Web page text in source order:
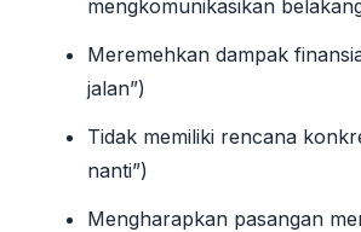
mengkomunikasikan
Meremehkan dampak
jalan”)
Tidak memiliki rencana
nanti”)
Mengharapkan pasangan